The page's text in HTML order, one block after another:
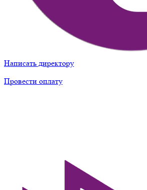
Написать директору
Провести оплату